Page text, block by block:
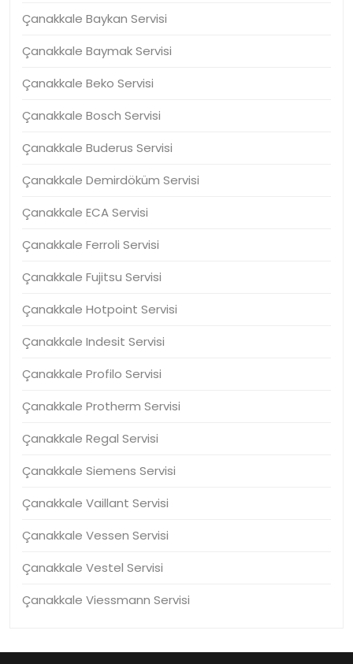
Çanakkale Baykan Servisi
Çanakkale Baymak Servisi
Çanakkale Beko Servisi
Çanakkale Bosch Servisi
Çanakkale Buderus Servisi
Çanakkale Demirdöküm Servisi
Çanakkale ECA Servisi
Çanakkale Ferroli Servisi
Çanakkale Fujitsu Servisi
Çanakkale Hotpoint Servisi
Çanakkale Indesit Servisi
Çanakkale Profilo Servisi
Çanakkale Protherm Servisi
Çanakkale Regal Servisi
Çanakkale Siemens Servisi
Çanakkale Vaillant Servisi
Çanakkale Vessen Servisi
Çanakkale Vestel Servisi
Çanakkale Viessmann Servisi